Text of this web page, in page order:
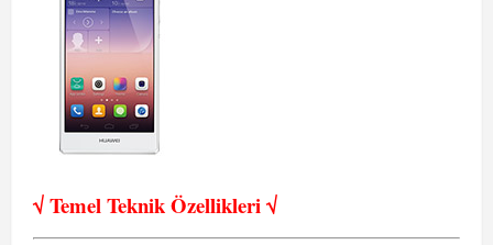
√ Temel Teknik Özellikleri √